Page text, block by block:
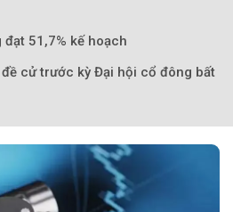
51,7% kế hoạch
cử trước kỳ Đại hội cổ đông bất